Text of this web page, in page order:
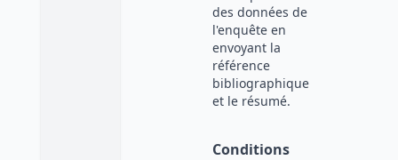
des données de
l'enquête en
envoyant la
référence
bibliographique
et le résumé.
Conditions